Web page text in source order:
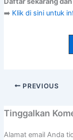
➡️ Klik di sini untuk
PREVIOUS
Tinggalkan
Alamat email Anda